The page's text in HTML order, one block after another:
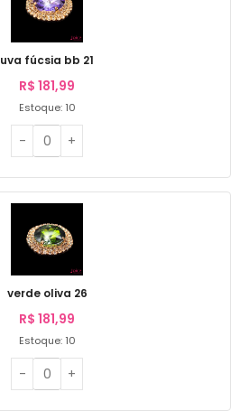
uva fúcsia bb 21
R$ 181,99
Estoque: 10
verde oliva 26
R$ 181,99
Estoque: 10